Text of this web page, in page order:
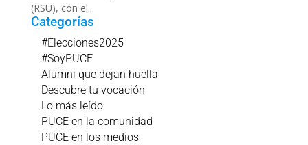
(RSU), con el...
Categorías
#Elecciones2025
#SoyPUCE
Alumni que dejan huella
Descubre tu vocación
Lo más leído
PUCE en la comunidad
PUCE en los medios